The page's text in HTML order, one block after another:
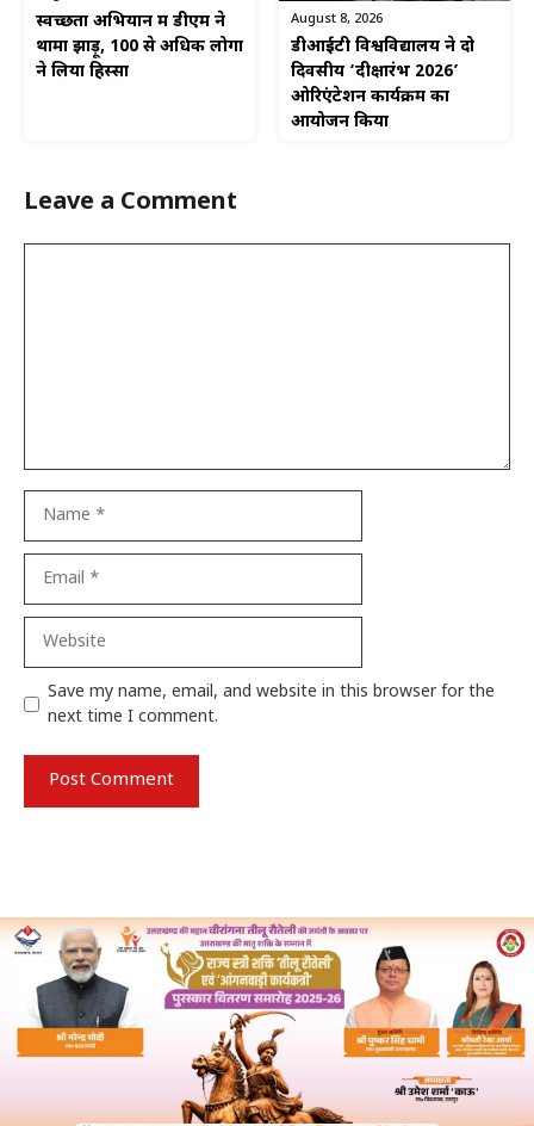
स्वच्छता अभियान में डीएम ने
थामा झाड़ू, 100 से अधिक लोगों
ने लिया हिस्सा
August 8, 2026
डीआईटी विश्वविद्यालय ने दो
दिवसीय ‘दीक्षारंभ 2026’
ओरिएंटेशन कार्यक्रम का
आयोजन किया
Leave a Comment
Save my name, email, and website in this browser for the
next time I comment.